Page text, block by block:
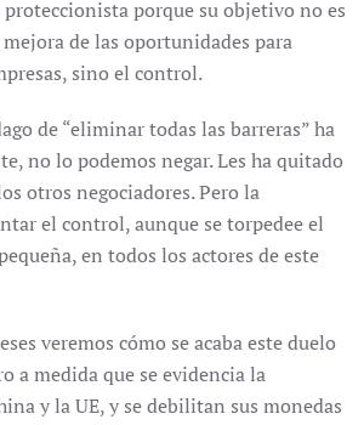
porque su objetivo no es
de las oportunidades para
sino el control.
de “eliminar todas las barreras” ha
no lo podemos negar. Les ha quitado
otros negociadores. Pero la
el control, aunque se torpedee el
en todos los actores de este
veremos cómo se acaba este duelo
a medida que se evidencia la
y la UE, y se debilitan sus monedas